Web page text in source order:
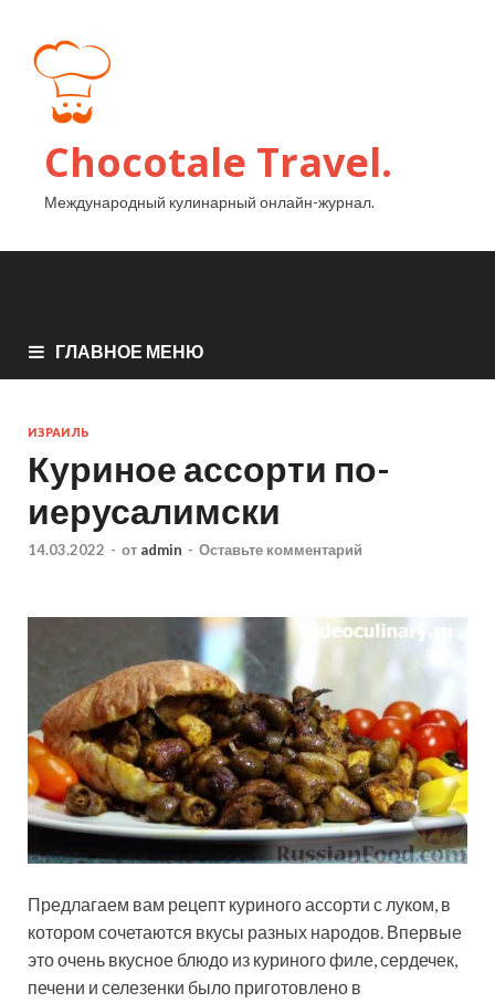
Chocotale Travel.
Международный кулинарный онлайн-журнал.
ГЛАВНОЕ МЕНЮ
ИЗРАИЛЬ
Куриное ассорти по-
иерусалимски
14.03.2022 - от admin - Оставьте комментарий
Предлагаем вам рецепт куриного ассорти с луком, в
котором сочетаются вкусы разных народов. Впервые
это очень вкусное блюдо из куриного филе, сердечек,
печени и селезенки было приготовлено в